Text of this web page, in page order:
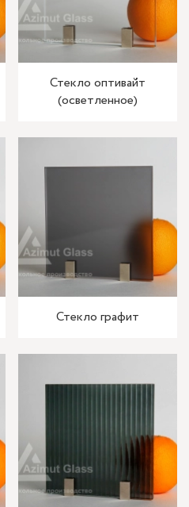
Стекло оптивайт
(осветленное)
Стекло графит